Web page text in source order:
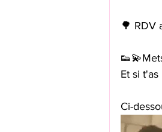
🌳 RDV
Et si
Ci-